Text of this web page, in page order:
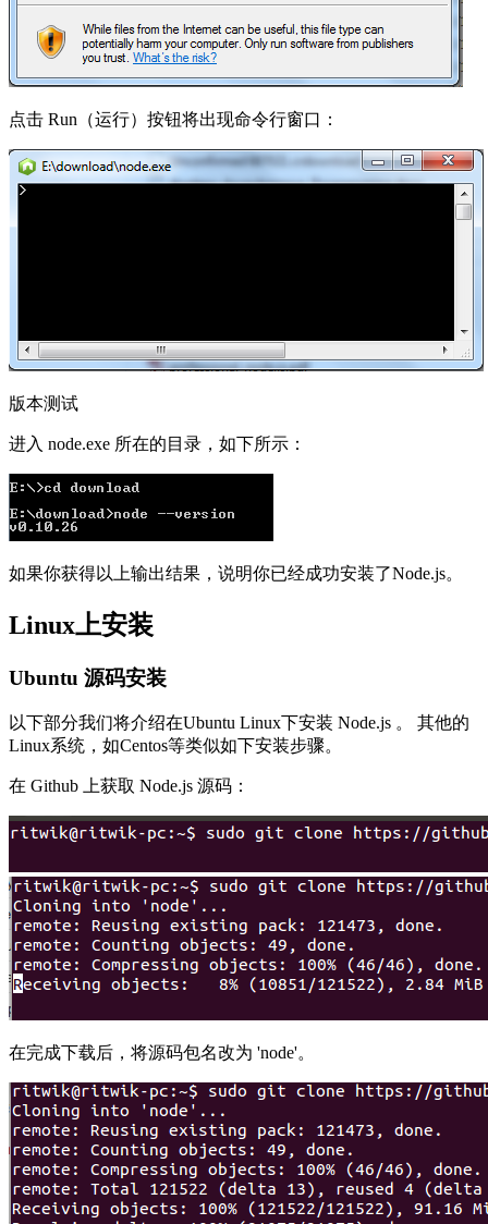
点击 Run（运行）按钮将出现命令行窗口：
版本测试
进入 node.exe 所在的目录，如下所示：
如果你获得以上输出结果，说明你已经成功安装了Node.js。
Linux上安装
Ubuntu 源码安装
以下部分我们将介绍在Ubuntu Linux下安装 Node.js 。 其他的
Linux系统，如Centos等类似如下安装步骤。
在 Github 上获取 Node.js 源码：
在完成下载后，将源码包名改为 'node'。